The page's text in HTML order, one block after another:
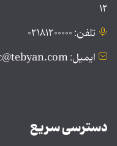
۱۲
تلفن: ۰۲۱۸۱۲۰۰۰۰۰
ایمیل: public@tebyan.com
دسترسی سریع